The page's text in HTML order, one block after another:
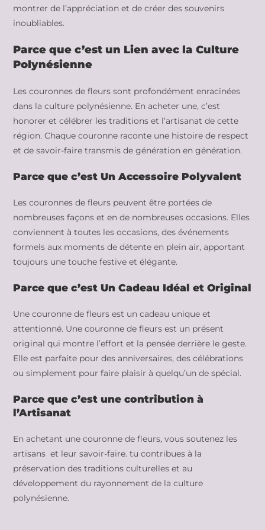
montrer de l’appréciation et de créer des souvenirs
inoubliables.
Parce que c’est un Lien avec la Culture
Polynésienne
Les couronnes de fleurs sont profondément enracinées
dans la culture polynésienne. En acheter une, c’est
honorer et célébrer les traditions et l’artisanat de cette
région. Chaque couronne raconte une histoire de respect
et de savoir-faire transmis de génération en génération.
Parce que c’est Un Accessoire Polyvalent
Les couronnes de fleurs peuvent être portées de
nombreuses façons et en de nombreuses occasions. Elles
conviennent à toutes les occasions, des événements
formels aux moments de détente en plein air, apportant
toujours une touche festive et élégante.
Parce que c’est Un Cadeau Idéal et Original
Une couronne de fleurs est un cadeau unique et
attentionné. Une couronne de fleurs est un présent
original qui montre l’effort et la pensée derrière le geste.
Elle est parfaite pour des anniversaires, des célébrations
ou simplement pour faire plaisir à quelqu’un de spécial.
Parce que c’est une contribution à
l’Artisanat
En achetant une couronne de fleurs, vous soutenez les
artisans et leur savoir-faire. tu contribues à la
préservation des traditions culturelles et au
développement du rayonnement de la culture
polynésienne.